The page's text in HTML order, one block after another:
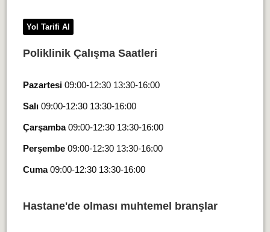
Yol Tarifi Al
Poliklinik Çalışma Saatleri
Pazartesi09:00-12:30 13:30-16:00
Salı09:00-12:30 13:30-16:00
Çarşamba09:00-12:30 13:30-16:00
Perşembe09:00-12:30 13:30-16:00
Cuma09:00-12:30 13:30-16:00
Hastane'de olması muhtemel branşlar